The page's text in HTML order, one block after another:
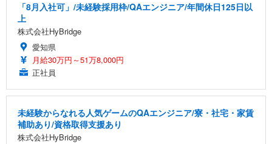
「8月入社可」/未経験採用枠/QAエンジニア/年間休日125日以
上
株式会社HyBridge
愛知県
月給30万円～51万8,000円
正社員
未経験からなれる人気ゲームのQAエンジニア/寮・社宅・家賃
補助あり/資格取得支援あり
株式会社HyBridge